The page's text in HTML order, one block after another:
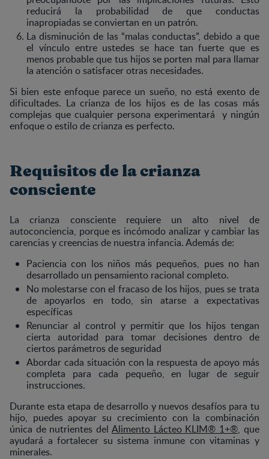
reducirá la probabilidad de que conductas
inapropiadas se conviertan en un patrón.
La disminución de las “malas conductas”, debido a que
el vínculo entre ustedes se hace tan fuerte que es
menos probable que tus hijos se porten mal para llamar
la atención o satisfacer otras necesidades.
Si bien este enfoque parece un sueño, no está exento de
dificultades. La crianza de los hijos es de las cosas más
complejas que cualquier persona experimentará y ningún
enfoque o estilo de crianza es perfecto.
Requisitos de la crianza
consciente
La crianza consciente requiere un alto nivel de
autoconciencia, porque es incómodo analizar y cambiar las
carencias y creencias de nuestra infancia. Además de:
Paciencia con los niños más pequeños, pues no han
desarrollado un pensamiento racional completo.
No molestarse con el fracaso de los hijos, pues se trata
de apoyarlos en todo, sin atarse a expectativas
específicas
Renunciar al control y permitir que los hijos tengan
cierta autoridad para tomar decisiones dentro de
ciertos parámetros de seguridad
Abordar cada situación con la respuesta de apoyo más
completa para cada pequeño, en lugar de seguir
instrucciones.
Durante esta etapa de desarrollo y nuevos desafíos para tu
hijo, puedes apoyar su crecimiento con la combinación
única de nutrientes del Alimento Lácteo KLIM® 1+®, que
ayudará a fortalecer su sistema inmune con vitaminas y
minerales.